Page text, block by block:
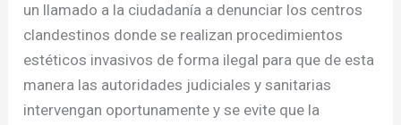
un llamado a la ciudadanía a denunciar los centros
clandestinos donde se realizan procedimientos
estéticos invasivos de forma ilegal para que de esta
manera las autoridades judiciales y sanitarias
intervengan oportunamente y se evite que la